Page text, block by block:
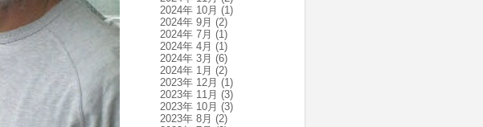
2024年 10月 (1)
2024年 9月 (2)
2024年 7月 (1)
2024年 4月 (1)
2024年 3月 (6)
2024年 1月 (2)
2023年 12月 (1)
2023年 11月 (3)
2023年 10月 (3)
2023年 8月 (2)